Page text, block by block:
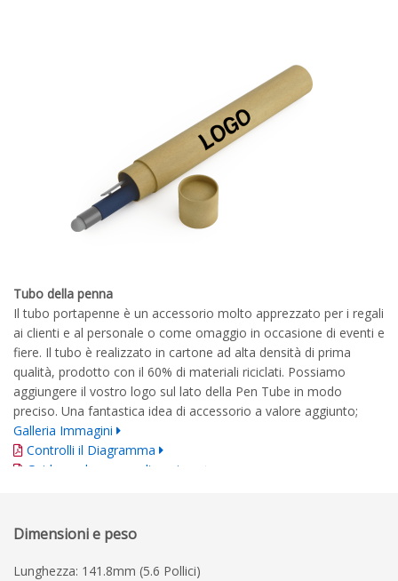
Tubo della penna
Il tubo portapenne è un accessorio molto apprezzato per i regali
ai clienti e al personale o come omaggio in occasione di eventi e
fiere. Il tubo è realizzato in cartone ad alta densità di prima
qualità, prodotto con il 60% di materiali riciclati. Possiamo
aggiungere il vostro logo sul lato della Pen Tube in modo
preciso. Una fantastica idea di accessorio a valore aggiunto;
Galleria Immagini
Controlli il Diagramma
Guida per la personalizzazione
Dimensioni e peso
Lunghezza: 141.8mm (5.6 Pollici)